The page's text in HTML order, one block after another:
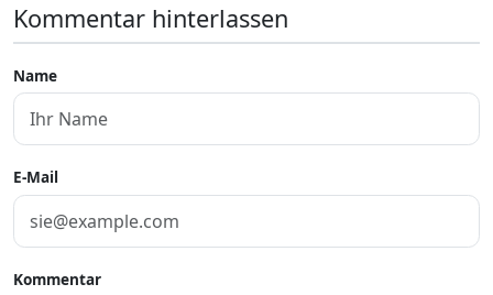
Kommentar hinterlassen
Name
E-Mail
Kommentar